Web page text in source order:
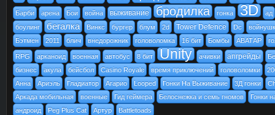
Барби арена Бои война выживание бродилка гонка 3D
ад
боулинг
бегалка Винкс бургер блум 2d Tower Defence Dc
Бэтмен
2011 блич внедорожник головоломка 16 бит Бомбы АВАТАР
RPG арканоид военная автобус 8 бит Unity ачивки апгрейды
бизнес
акула бейсбол Casino Royale время приключений головоломки
Анна
Ариэль Гладиатор Агарио Looped Гонки На Выживание 3Д гонки
Аркада мобильная
военные Гид геймера Белоснежка и семь гномов
Гонки
андроид
Peg Plus Cat Артур Battletoads